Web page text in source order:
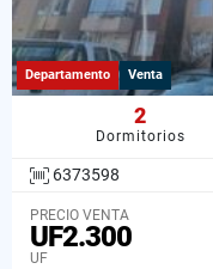
Departamento Venta
2
Dormitorios
6373598
PRECIO VENTA
UF2.300
UF